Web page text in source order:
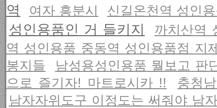
역
여자 흥분시 신길온천역 성인
성인용품인 거 들키지
까치산역
역 성인용품 중동역 성인용품점 지
봉지들
남성용성인용품 뭘보고 판
으로 즐기자! 마트로시카 !!
충청
남자자위도구 이정도는 써줘야 남